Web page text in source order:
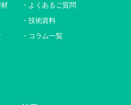
よくあるご質問
技術資料
コラム一覧